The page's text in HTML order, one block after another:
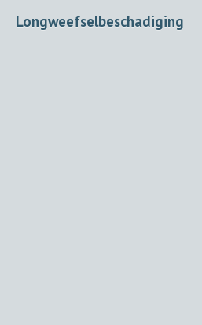
Longweefselbeschadiging